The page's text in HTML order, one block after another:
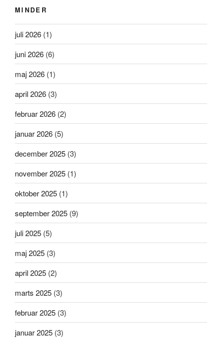
MINDER
juli 2026 (1)
juni 2026 (6)
maj 2026 (1)
april 2026 (3)
februar 2026 (2)
januar 2026 (5)
december 2025 (3)
november 2025 (1)
oktober 2025 (1)
september 2025 (9)
juli 2025 (5)
maj 2025 (3)
april 2025 (2)
marts 2025 (3)
februar 2025 (3)
januar 2025 (3)